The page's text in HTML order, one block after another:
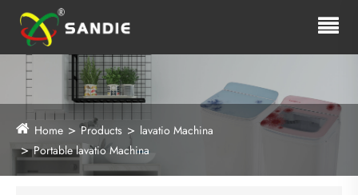
Home Products
lavatio Machina
Portable lavatio Machina